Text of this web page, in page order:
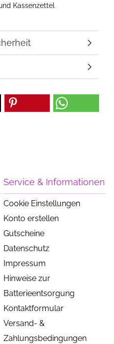
Kassenzettel
Service & Informationen
Cookie Einstellungen
Konto erstellen
Gutscheine
Datenschutz
Impressum
Hinweise zur
Batterieentsorgung
Kontaktformular
Versand- &
Zahlungsbedingungen